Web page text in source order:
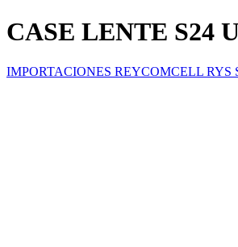
CASE LENTE S24
IMPORTACIONES REYCOMCELL RYS